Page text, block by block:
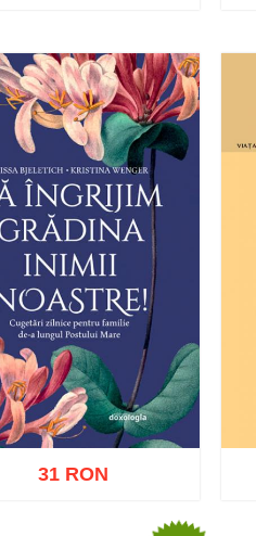
Adaugă în coș Wishlist
31 RON